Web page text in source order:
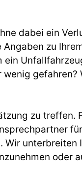
dabei ein
zu
ein
wenig gefahren?
zu treffen.
unterbreiten
oder